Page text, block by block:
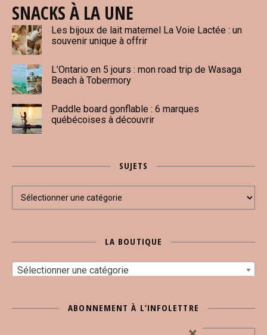
SNACKS À LA UNE
Les bijoux de lait maternel La Voie Lactée : un
souvenir unique à offrir
L’Ontario en 5 jours : mon road trip de Wasaga
Beach à Tobermory
Paddle board gonflable : 6 marques
québécoises à découvrir
SUJETS
Sujets
LA BOUTIQUE
Sélectionner une catégorie
ABONNEMENT À L’INFOLETTRE